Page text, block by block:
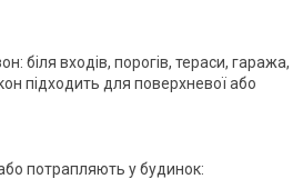
біля входів, порогів, тераси, гаража,
підходить для поверхневої або
потрапляють у будинок: